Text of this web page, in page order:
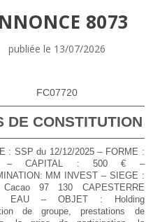
8073
publiée le 13/07/2026
FC07720
DE CONSTITUTION
: SSP du 12/12/2025 – FORME :
– CAPITAL : 500 € –
MM INVEST – SIEGE :
Cacao 97 130 CAPESTERRE
EAU – OBJET : Holding
de groupe, prestations de